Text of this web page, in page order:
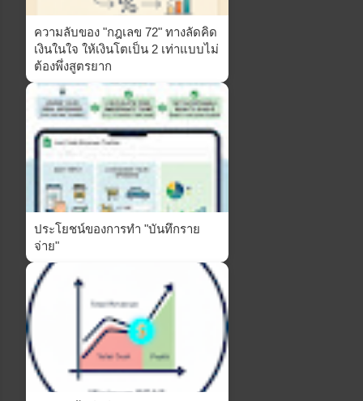
ความลับของ "กฎเลข 72" ทางลัดคิด
เงินในใจ ให้เงินโตเป็น 2 เท่าแบบไม่
ต้องพึ่งสูตรยาก
ประโยชน์ของการทำ "บันทึกราย
จ่าย"